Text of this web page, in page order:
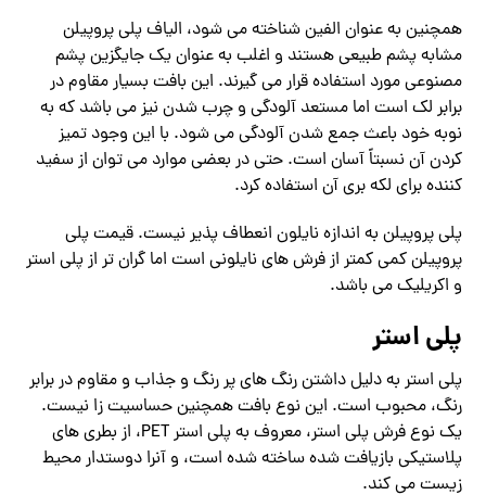
همچنین به عنوان الفین شناخته می شود، الیاف پلی پروپیلن
مشابه پشم طبیعی هستند و اغلب به عنوان یک جایگزین پشم
مصنوعی مورد استفاده قرار می گیرند. این بافت بسیار مقاوم در
برابر لک است اما مستعد آلودگی و چرب شدن نیز می باشد که به
نوبه خود باعث جمع شدن آلودگی می شود. با این وجود تمیز
کردن آن نسبتاً آسان است. حتی در بعضی موارد می توان از سفید
کننده برای لکه بری آن استفاده کرد.
پلی پروپیلن به اندازه نایلون انعطاف پذیر نیست. قیمت پلی
پروپیلن کمی کمتر از فرش های نایلونی است اما گران تر از پلی استر
و اکریلیک می باشد.
پلی استر
پلی استر به دلیل داشتن رنگ های پر رنگ و جذاب و مقاوم در برابر
رنگ، محبوب است. این نوع بافت همچنین حساسیت زا نیست.
یک نوع فرش پلی استر، معروف به پلی استر PET، از بطری های
پلاستیکی بازیافت شده ساخته شده است، و آنرا دوستدار محیط
زیست می کند.